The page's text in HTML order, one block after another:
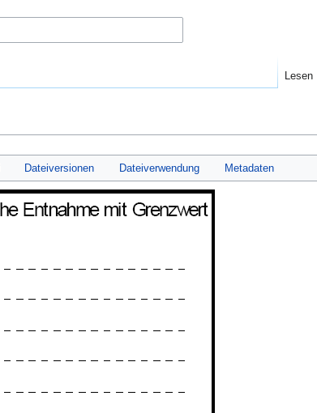
Lesen
Dateiversionen Dateiverwendung Metadaten